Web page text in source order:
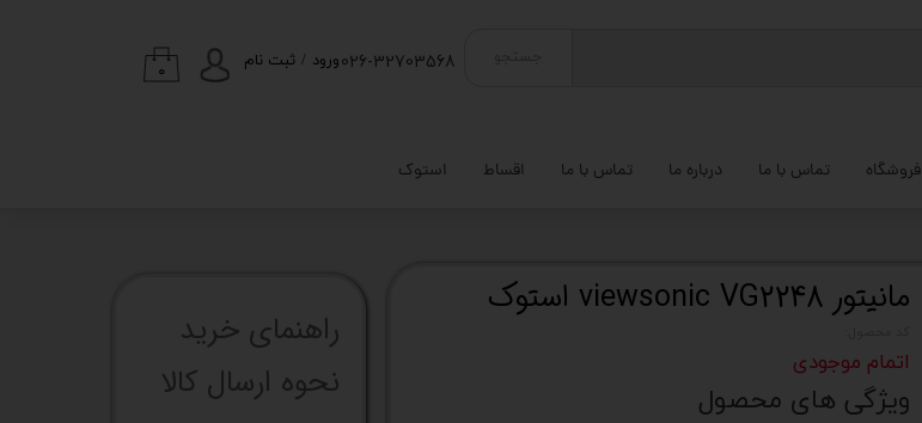
فروشگاه تماس با ما درباره ما تماس با ما اقساط استوک
ورود / ثبت نام
۰ 026-32703568
مانیتور viewsonic VG2248 استوک
اتمام موجودی
ویژگی های محصول
راهنما​​​​​​​​​​​​​​ی خرید
نحوه ارسال کالا